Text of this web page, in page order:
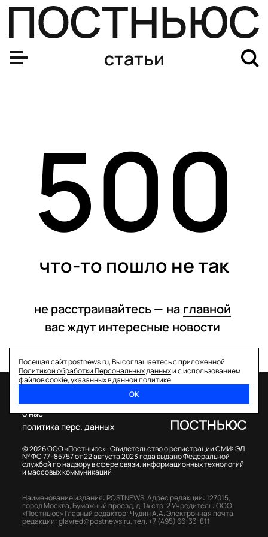
статьи
500
что-то пошло не так
не расстраивайтесь — на главной
вас ждут интересные новости
Посещая сайт postnews.ru, Вы соглашаетесь с приложенной
Политикой обработки Персональных данныхи с использованием
файлов cookie, указанных в данной политике.
ОК
© 2026 ООО «Постньюс» |Свидетельство о регистрации СМИ: ЭЛ
№ ФС 77–85757 от 22 августа 2023 года выдано Федеральной
службой по надзору в сфере связи, информационных технологий
и массовых коммуникаций
о нас
политика перс. данных
Наименование издания: POSTNEWS,Адрес редакции: 127015,
город Москва, Бумажный проезд, д. 14 стр. 2Учредитель: ООО
«Постньюс» Главный редактор: Чудин А.А.Электронная почта
редакции:glavred@postnews.ru,тел. +7 (495) 66-33-811